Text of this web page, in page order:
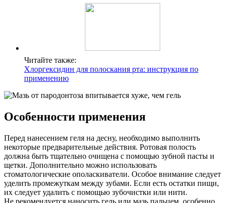
Читайте также:
Хлоргексидин для полоскания рта: инструкция по
применению
Особенности применения
Перед нанесением геля на десну, необходимо выполнить
некоторые предварительные действия. Ротовая полость
должна быть тщательно очищена с помощью зубной пасты и
щетки. Дополнительно можно использовать
стоматологические ополаскиватели. Особое внимание следует
уделить промежуткам между зубами. Если есть остатки пищи,
их следует удалить с помощью зубочистки или нити.
Не рекомендуется наносить гель или мазь пальцем, особенно